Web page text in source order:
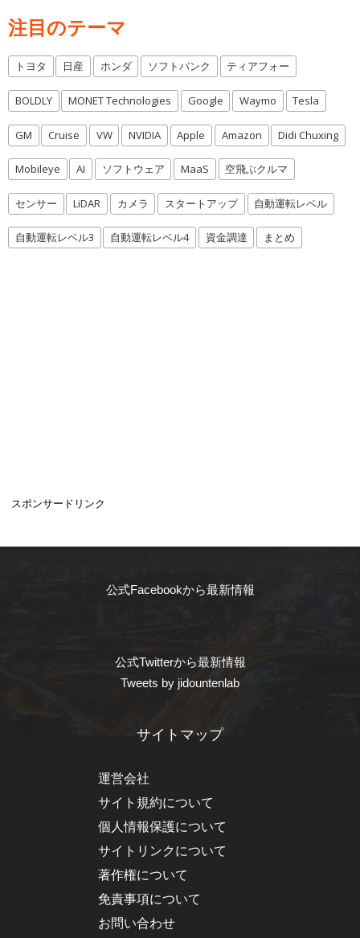
注目のテーマ
トヨタ 日産 ホンダ ソフトバンク ティアフォー
BOLDLY MONET Technologies Google Waymo Tesla
GM Cruise VW NVIDIA Apple Amazon Didi Chuxing
Mobileye AI ソフトウェア MaaS 空飛ぶクルマ
センサー LiDAR カメラ スタートアップ 自動運転レベル
自動運転レベル3 自動運転レベル4 資金調達 まとめ
スポンサードリンク
公式Facebookから最新情報
公式Twitterから最新情報
Tweets by jidountenlab
サイトマップ
運営会社
サイト規約について
個人情報保護について
サイトリンクについて
著作権について
免責事項について
お問い合わせ